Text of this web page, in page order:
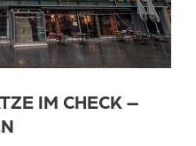
IM CHECK –